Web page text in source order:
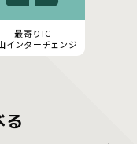
最寄りIC
インターチェンジ